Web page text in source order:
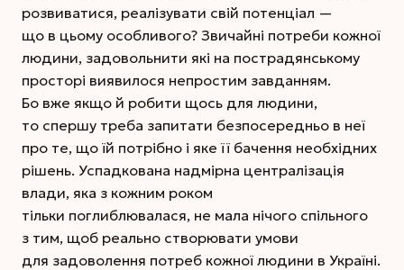
розвиватися, реалізувати свій потенціал —
що в цьому особливого? Звичайні потреби кожної
людини, задовольнити які на пострадянському
просторі виявилося непростим завданням.
Бо вже якщо й робити щось для людини,
то спершу треба запитати безпосередньо в неї
про те, що їй потрібно і яке її бачення необхідних
рішень. Успадкована надмірна централізація
влади, яка з кожним роком
тільки поглиблювалася, не мала нічого спільного
з тим, щоб реально створювати умови
для задоволення потреб кожної людини в Україні.